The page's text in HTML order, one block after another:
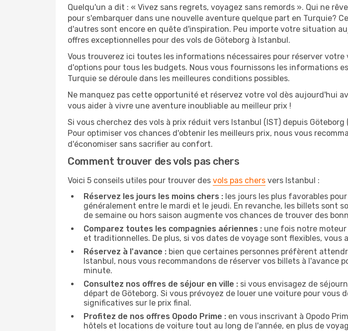
Quelqu'un a dit : « Vivez sans regrets, voyagez sans remords ». Qui ne
pour s'embarquer dans une nouvelle aventure quelque part en Turquie?
d'autres sont encore en quête d'inspiration. Peu importe votre situation
offres exceptionnelles pour des vols de Göteborg à Istanbul.
Vous trouverez ici toutes les informations nécessaires pour réserver
d'options pour tous les budgets. Nous vous fournissons les informations
Turquie se déroule dans les meilleures conditions possibles.
Ne manquez pas cette opportunité et réservez votre vol dès aujourd'hui
vous aider à vivre une aventure inoubliable au meilleur prix !
Si vous cherchez des vols à prix réduit vers Istanbul (IST) depuis
Pour optimiser vos chances d'obtenir les meilleurs prix, nous vous
d'économiser sans sacrifier au confort.
Comment trouver des vols pas chers
Voici 5 conseils utiles pour trouver des vols pas chers vers Istanbul :
Réservez les jours les moins chers : les jours les plus favorables
généralement entre le mardi et le jeudi. En revanche, les billets sont
de semaine ou hors saison augmente vos chances de trouver des
Comparez toutes les compagnies aériennes : une fois notre
et traditionnelles. De plus, si vos dates de voyage sont flexibles, vous
Réservez à l'avance : bien que certaines personnes préfèrent
Istanbul, nous vous recommandons de réserver vos billets à l'avance
minute.
Consultez nos offres de séjour en ville : si vous envisagez de
départ de Göteborg. Si vous prévoyez de louer une voiture pour vous
significatives sur le prix final.
Profitez de nos offres Opodo Prime : en vous inscrivant à Opodo
hôtels et locations de voiture tout au long de l'année, en plus de